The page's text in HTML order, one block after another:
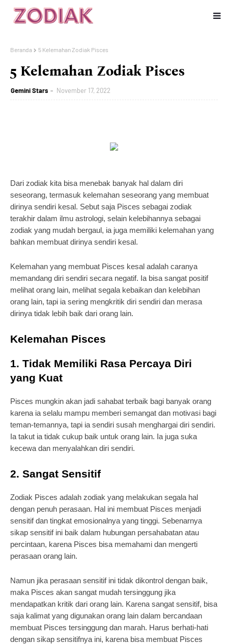
Beranda 5 Kelemahan Zodiak Pisces
5 Kelemahan Zodiak Pisces
Gemini Stars November 17, 2022
Dari zodiak kita bisa menebak banyak hal dalam diri
seseorang, termasuk kelemahan seseorang yang membuat
dirinya sendiri kesal. Sebut saja Pisces sebagai zodiak
terakhir dalam ilmu astrologi, selain kelebihannya sebagai
zodiak yang mudah bergaul, ia juga memiliki kelemahan yang
bahkan membuat dirinya sendiri kesal.
Kelemahan yang membuat Pisces kesal adalah caranya
memandang diri sendiri secara negatif. Ia bisa sangat positif
melihat orang lain, melihat segala kebaikan dan kelebihan
orang lain, tapi ia sering mengkritik diri sendiri dan merasa
dirinya tidak lebih baik dari orang lain.
Kelemahan Pisces
1. Tidak Memiliki Rasa Percaya Diri
yang Kuat
Pisces mungkin akan jadi sahabat terbaik bagi banyak orang
karena ia selalu mampu memberi semangat dan motivasi bagi
teman-temannya, tapi ia sendiri susah menghargai diri sendiri.
Ia takut ia tidak cukup baik untuk orang lain. Ia juga suka
kecewa dan menyalahkan diri sendiri.
2. Sangat Sensitif
Zodiak Pisces adalah zodiak yang melakukan segala hal
dengan penuh perasaan. Hal ini membuat Pisces menjadi
sensitif dan tingkat emosionalnya yang tinggi. Sebenarnya
sikap sensitif ini baik dalam hubungan persahabatan atau
percintaan, karena Pisces bisa memahami dan mengerti
perasaan orang lain.
Namun jika perasaan sensitif ini tidak dikontrol dengan baik,
maka Pisces akan sangat mudah tersinggung jika
mendapatkan kritik dari orang lain. Karena sangat sensitif, bisa
saja kalimat yang digunakan orang lain dalam bercandaan
membuat Pisces tersinggung dan marah. Harus berhati-hati
dengan sikap sensitifnya ini, karena bisa membuat Pisces